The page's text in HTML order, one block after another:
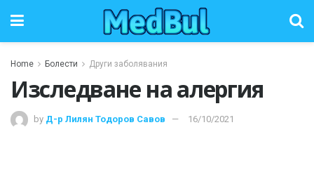
Home Болести Други заболявания
Изследване на алергия
by Д-р Лилян Тодоров Савов 16/10/2021